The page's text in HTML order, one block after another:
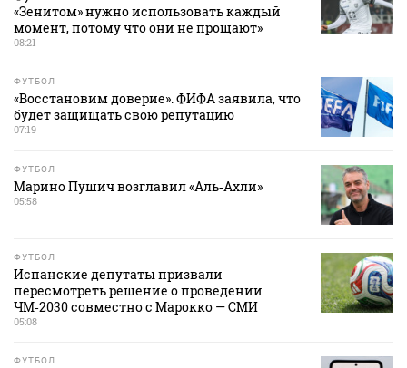
«Зенитом» нужно использовать каждый
момент, потому что они не прощают»
08:21
ФУТБОЛ
«Восстановим доверие». ФИФА заявила, что
будет защищать свою репутацию
07:19
ФУТБОЛ
Марино Пушич возглавил «Аль‑Ахли»
05:58
ФУТБОЛ
Испанские депутаты призвали
пересмотреть решение о проведении
ЧМ‑2030 совместно с Марокко — СМИ
05:08
ФУТБОЛ